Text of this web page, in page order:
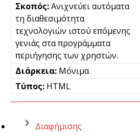
Ανιχνεύει αυτόματα
τη διαθεσιμότητα
τεχνολογιών ιστού επόμενης
γενιάς στα προγράμματα
περιήγησης των χρηστών.
Μόνιμα
HTML
Διαφήμισης